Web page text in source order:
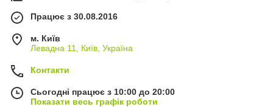
Працює з 30.08.2016
м. Київ
Левадна 11, Київ, Україна
Контакти
Сьогодні працює з 10:00 до 20:00
Показати весь графік роботи